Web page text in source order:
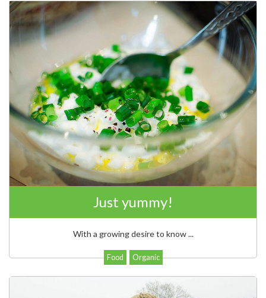
Just yummy!
With a growing desire to know ...
Food Organic